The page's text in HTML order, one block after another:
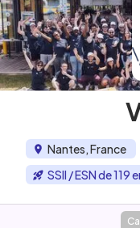
Nantes, France
SSII / ESN de 119